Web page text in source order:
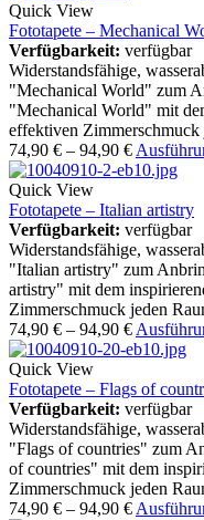
Quick View
Fototapete – Mechanical
Verfügbarkeit: verfügbar
Widerstandsfähige,
"Mechanical World" zum
"Mechanical World" mit
effektiven Zimmerschmuck
74,90 € – 94,90 €
Quick View
Fototapete – Italian artistry
Verfügbarkeit: verfügbar
Widerstandsfähige,
"Italian artistry" zum
artistry" mit dem
Zimmerschmuck jeden
74,90 € – 94,90 €
Quick View
Fototapete – Flags of
Verfügbarkeit: verfügbar
Widerstandsfähige,
"Flags of countries" zum
of countries" mit dem
Zimmerschmuck jeden
74,90 € – 94,90 €